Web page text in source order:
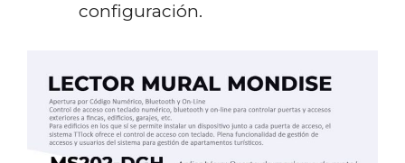
configuración.